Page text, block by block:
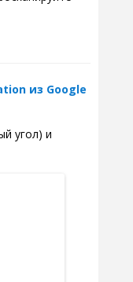
из Google
угол) и